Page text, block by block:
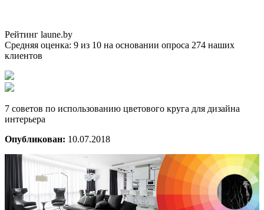
Рейтинг laune.by
Средняя оценка: 9 из 10 на основании опроса 274 наших
клиентов
7 советов по использованию цветового круга для дизайна
интерьера
Опубликован: 10.07.2018